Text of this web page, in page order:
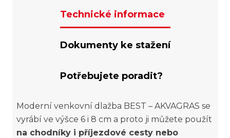
Technické informace
Dokumenty ke stažení
Potřebujete poradit?
Moderní venkovní dlažba BEST – AKVAGRAS se
vyrábí ve výšce 6 i 8 cm a proto ji můžete použít
na chodníky i příjezdové cesty nebo